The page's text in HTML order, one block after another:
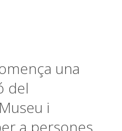
una
del
i
a persones